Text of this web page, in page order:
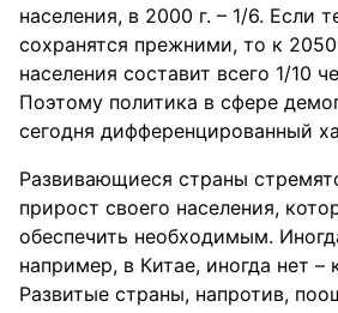
населения, в 2000 г. – 1/6. Если
сохранятся прежними, то к 2050
населения составит всего 1/10
Поэтому политика в сфере
сегодня дифференцированный
Развивающиеся страны
прирост своего населения,
обеспечить необходимым.
например, в Китае, иногда нет –
Развитые страны, напротив,